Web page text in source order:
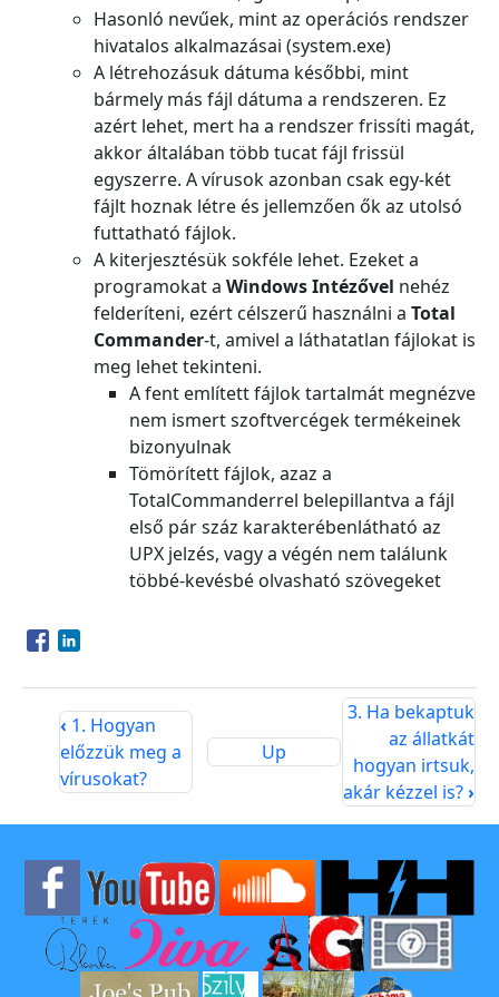
Hasonló nevűek, mint az operációs rendszer
hivatalos alkalmazásai (system.exe)
A létrehozásuk dátuma későbbi, mint
bármely más fájl dátuma a rendszeren. Ez
azért lehet, mert ha a rendszer frissíti magát,
akkor általában több tucat fájl frissül
egyszerre. A vírusok azonban csak egy-két
fájlt hoznak létre és jellemzően ők az utolsó
futtatható fájlok.
A kiterjesztésük sokféle lehet. Ezeket a
programokat a Windows Intézővel nehéz
felderíteni, ezért célszerű használni a Total
Commander-t, amivel a láthatatlan fájlokat is
meg lehet tekinteni.
A fent említett fájlok tartalmát megnézve
nem ismert szoftvercégek termékeinek
bizonyulnak
Tömörített fájlok, azaz a
TotalCommanderrel belepillantva a fájl
első pár száz karakterébenlátható az
UPX jelzés, vagy a végén nem találunk
többé-kevésbé olvasható szövegeket
Opens in a new window
Opens in a new window
‹ 1. Hogyan
előzzük meg a
vírusokat?
Up
3. Ha bekaptuk
az állatkát
hogyan irtsuk,
akár kézzel is?›